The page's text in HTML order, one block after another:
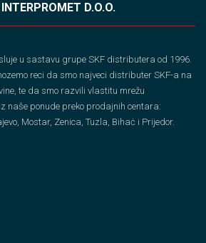
D.O.O.
u sastavu grupe SKF distributera od 1996.
reci da smo najveci distributer SKF-a na
te da smo razvili vlastitu mrežu
naše ponude preko prodajnih centara:
Mostar, Zenica, Tuzla, Bihaċ i Prijedor.